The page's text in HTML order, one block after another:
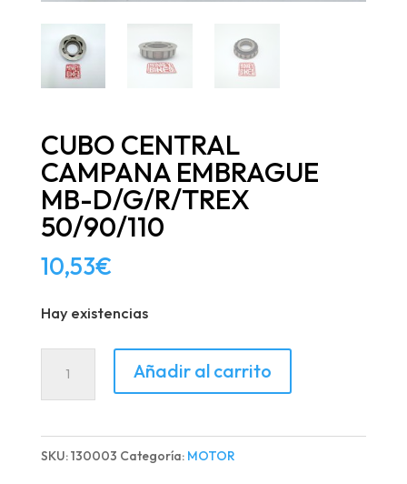
CUBO CENTRAL
CAMPANA EMBRAGUE
MB-D/G/R/TREX
50/90/110
10,53€
Hay existencias
EMBRAGUE
Añadir al carrito
SKU:130003 Categoría: MOTOR